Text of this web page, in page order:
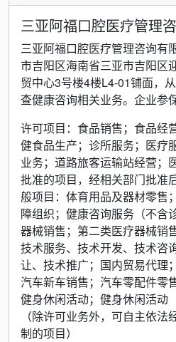
三亚阿福口腔医疗管理
三亚阿福口腔医疗管理咨询有
市吉阳区海南省三亚市吉阳区
贸中心3号楼4楼L4-01铺面，
查健康咨询相关业务。企业参
许可项目：食品销售；食品经
健食品生产；诊所服务；医疗
业务；道路旅客运输站经营；
批准的项目，经相关部门批准
般项目：体育用品及器材零售
障组织；健康咨询服务（不含
器械销售；第二类医疗器械销
技术服务、技术开发、技术咨
让、技术推广；国内贸易代理
汽车新车销售；汽车零配件零
健身休闲活动；健身休闲活动
（除许可业务外，可自主依
制的项目）